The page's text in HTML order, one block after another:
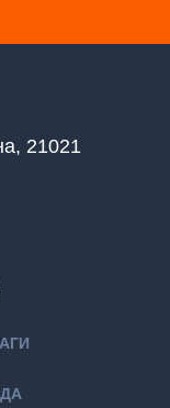
21021